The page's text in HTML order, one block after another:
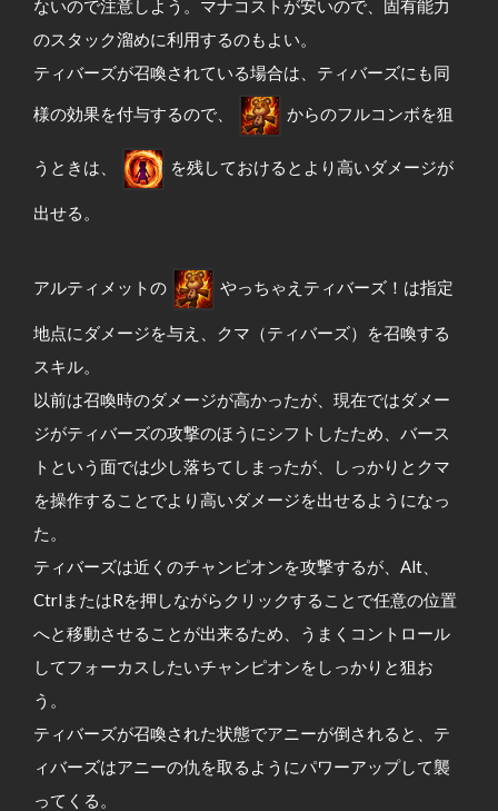
ないので注意しよう。マナコストが安いので、固有能力
のスタック溜めに利用するのもよい。
ティバーズが召喚されている場合は、ティバーズにも同
様の効果を付与するので、 からのフルコンボを狙
うときは、 を残しておけるとより高いダメージが
出せる。
アルティメットの やっちゃえティバーズ！は指定
地点にダメージを与え、クマ（ティバーズ）を召喚する
スキル。
以前は召喚時のダメージが高かったが、現在ではダメー
ジがティバーズの攻撃のほうにシフトしたため、バース
トという面では少し落ちてしまったが、しっかりとクマ
を操作することでより高いダメージを出せるようになっ
た。
ティバーズは近くのチャンピオンを攻撃するが、Alt、
CtrlまたはRを押しながらクリックすることで任意の位置
へと移動させることが出来るため、うまくコントロール
してフォーカスしたいチャンピオンをしっかりと狙お
う。
ティバーズが召喚された状態でアニーが倒されると、テ
ィバーズはアニーの仇を取るようにパワーアップして襲
ってくる。